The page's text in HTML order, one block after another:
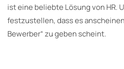
ist eine beliebte Lösung von HR.
festzustellen, dass es
Bewerber“ zu geben scheint.